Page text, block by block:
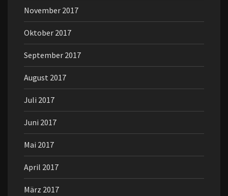
November 2017
Oktober 2017
September 2017
August 2017
Juli 2017
Juni 2017
Mai 2017
April 2017
März 2017